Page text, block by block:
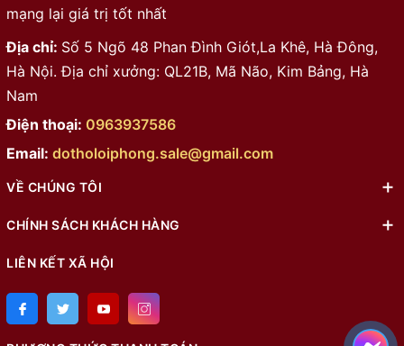
mạng lại giá trị tốt nhất
Địa chỉ: Số 5 Ngõ 48 Phan Đình Giót,La Khê, Hà Đông,
Hà Nội. Địa chỉ xưởng: QL21B, Mã Não, Kim Bảng, Hà
Nam
Điện thoại: 0963937586
Email: dotholoiphong.sale@gmail.com
VỀ CHÚNG TÔI
CHÍNH SÁCH KHÁCH HÀNG
LIÊN KẾT XÃ HỘI